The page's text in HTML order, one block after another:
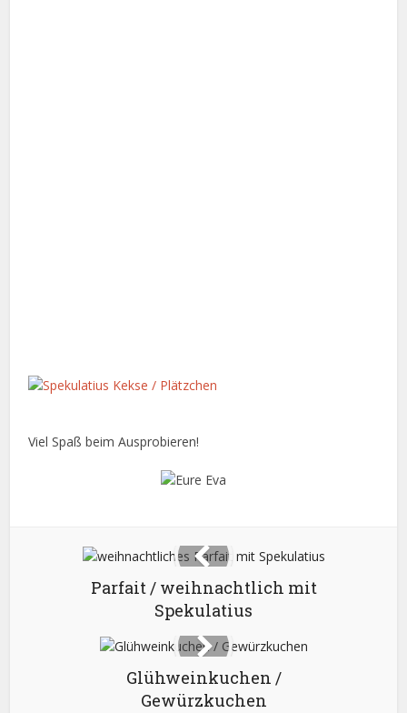
Viel Spaß beim Ausprobieren!
Parfait / weihnachtlich mit
Spekulatius
Glühweinkuchen /
Gewürzkuchen